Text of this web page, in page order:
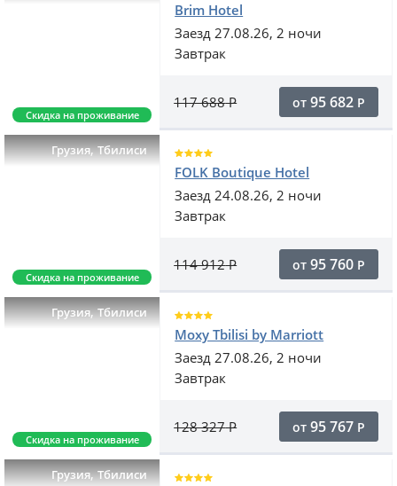
Скидка на проживание
Brim Hotel
Заезд 27.08.26, 2 ночи
Завтрак
117 688Р от 95 682 Р
Грузия,Тбилиси
Скидка на проживание
FOLK Boutique Hotel
Заезд 24.08.26, 2 ночи
Завтрак
114 912Р от 95 760 Р
Грузия,Тбилиси
Скидка на проживание
Moxy Tbilisi by Marriott
Заезд 27.08.26, 2 ночи
Завтрак
128 327Р от 95 767 Р
Грузия,Тбилиси